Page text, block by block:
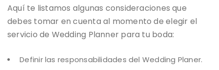
Aquí te listamos algunas consideraciones que
debes tomar en cuenta al momento de elegir el
servicio de Wedding Planner para tu boda:
Definir las responsabilidades del Wedding Planer.